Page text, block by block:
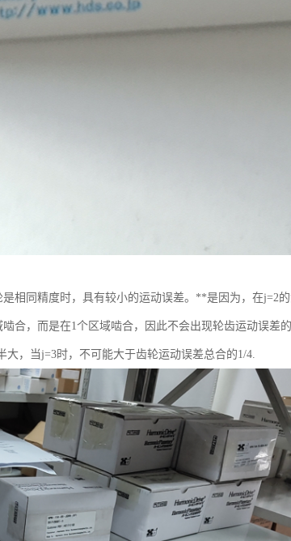
相同精度时，具有较小的运动误差。**是因为，在j=2
，而是在1个区域啮合，因此不会出现轮齿运动误差的
，当j=3时，不可能大于齿轮运动误差总合的1/4.